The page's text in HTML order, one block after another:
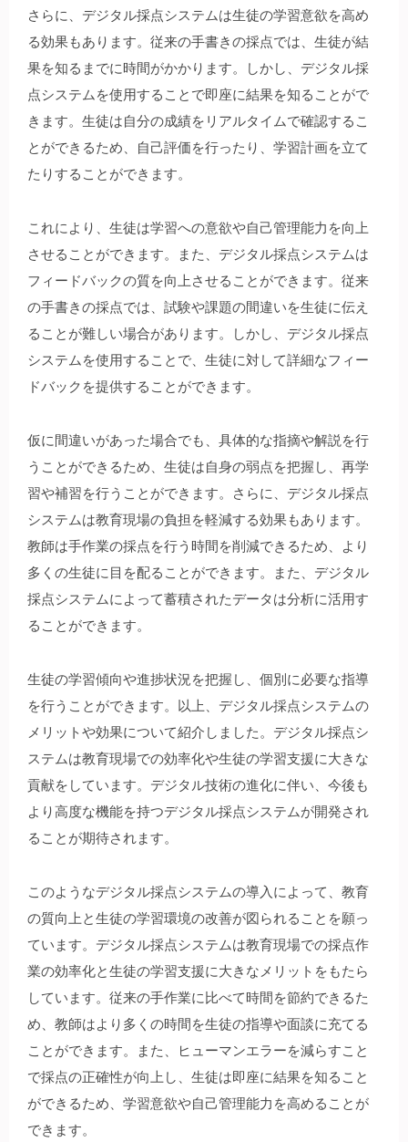
さらに、デジタル採点システムは生徒の学習意欲を高め
る効果もあります。従来の手書きの採点では、生徒が結
果を知るまでに時間がかかります。しかし、デジタル採
点システムを使用することで即座に結果を知ることがで
きます。生徒は自分の成績をリアルタイムで確認するこ
とができるため、自己評価を行ったり、学習計画を立て
たりすることができます。
これにより、生徒は学習への意欲や自己管理能力を向上
させることができます。また、デジタル採点システムは
フィードバックの質を向上させることができます。従来
の手書きの採点では、試験や課題の間違いを生徒に伝え
ることが難しい場合があります。しかし、デジタル採点
システムを使用することで、生徒に対して詳細なフィー
ドバックを提供することができます。
仮に間違いがあった場合でも、具体的な指摘や解説を行
うことができるため、生徒は自身の弱点を把握し、再学
習や補習を行うことができます。さらに、デジタル採点
システムは教育現場の負担を軽減する効果もあります。
教師は手作業の採点を行う時間を削減できるため、より
多くの生徒に目を配ることができます。また、デジタル
採点システムによって蓄積されたデータは分析に活用す
ることができます。
生徒の学習傾向や進捗状況を把握し、個別に必要な指導
を行うことができます。以上、デジタル採点システムの
メリットや効果について紹介しました。デジタル採点シ
ステムは教育現場での効率化や生徒の学習支援に大きな
貢献をしています。デジタル技術の進化に伴い、今後も
より高度な機能を持つデジタル採点システムが開発され
ることが期待されます。
このようなデジタル採点システムの導入によって、教育
の質向上と生徒の学習環境の改善が図られることを願っ
ています。デジタル採点システムは教育現場での採点作
業の効率化と生徒の学習支援に大きなメリットをもたら
しています。従来の手作業に比べて時間を節約できるた
め、教師はより多くの時間を生徒の指導や面談に充てる
ことができます。また、ヒューマンエラーを減らすこと
で採点の正確性が向上し、生徒は即座に結果を知ること
ができるため、学習意欲や自己管理能力を高めることが
できます。